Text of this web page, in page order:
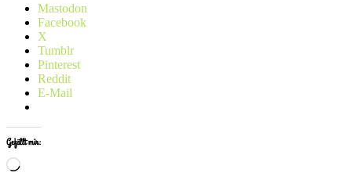
Mastodon
Facebook
X
Tumblr
Pinterest
Reddit
E-Mail
Gefällt mir:
Wird